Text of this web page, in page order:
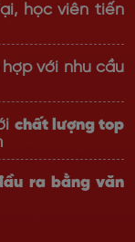
học viên tiến
với nhu cầu
chất lượng top
ra bằng văn